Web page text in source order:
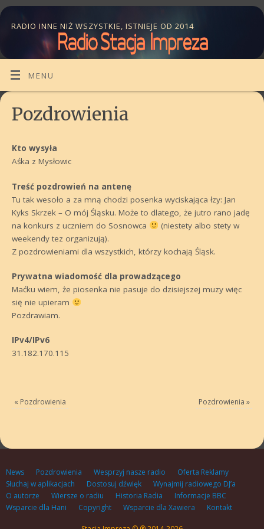
RADIO INNE NIŻ WSZYSTKIE, ISTNIEJE OD 2014
MENU
Pozdrowienia
Kto wysyła
Aśka z Mysłowic
Treść pozdrowień na antenę
Tu tak wesoło a za mną chodzi posenka wyciskająca łzy: Jan
Kyks Skrzek – O mój Śląsku. Może to dlatego, że jutro rano jadę
na konkurs z uczniem do Sosnowca
(niestety albo stety w
weekendy tez organizują).
Z pozdrowieniami dla wszystkich, którzy kochają Śląsk.
Prywatna wiadomość dla prowadzącego
Maćku wiem, że piosenka nie pasuje do dzisiejszej muzy więc
się nie upieram
Pozdrawiam.
IPv4/IPv6
31.182.170.115
« Pozdrowienia Pozdrowienia »
News Pozdrowienia Wesprzyj nasze radio
Oferta Reklamy
Słuchaj w aplikacjach
Dostosuj dźwięk
Wynajmij radiowego DJ’a
O autorze
Wiersze o radiu Historia Radia
Informacje BBC
Wsparcie dla Hani
Copyright Wsparcie dla Xawiera Kontakt